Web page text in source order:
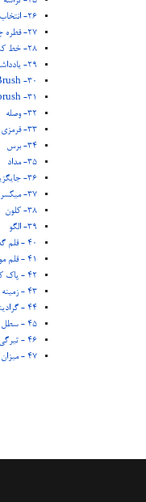
26- انتخاب تراشه
27- قطره چکان و نمونه بردار
28- خط کش
29- یادداشت و شماره
30- Spot Healing Brush
31- Healing brush
32- وصله
33- قرمزی چشم
34- برس
35- مداد
36- جایگزین گر رنگ
37- میکسر قلم مو
38- کلون
39- الگو
40 - قلم گذشته
41 - قلم موی هنری
42 - پاک کن
43 - زمینه و پاک کن جادویی
44 - گرادینت
45 - سطل رنگ
46 - تیرگی، تیز کردن و لکه
47 - میزان سازی